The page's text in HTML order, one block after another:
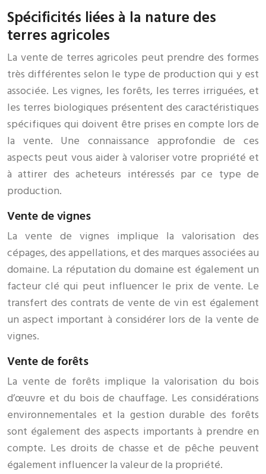
Spécificités liées à la nature des
terres agricoles
La vente de terres agricoles peut prendre des formes
très différentes selon le type de production qui y est
associée. Les vignes, les forêts, les terres irriguées, et
les terres biologiques présentent des caractéristiques
spécifiques qui doivent être prises en compte lors de
la vente. Une connaissance approfondie de ces
aspects peut vous aider à valoriser votre propriété et
à attirer des acheteurs intéressés par ce type de
production.
Vente de vignes
La vente de vignes implique la valorisation des
cépages, des appellations, et des marques associées au
domaine. La réputation du domaine est également un
facteur clé qui peut influencer le prix de vente. Le
transfert des contrats de vente de vin est également
un aspect important à considérer lors de la vente de
vignes.
Vente de forêts
La vente de forêts implique la valorisation du bois
d’œuvre et du bois de chauffage. Les considérations
environnementales et la gestion durable des forêts
sont également des aspects importants à prendre en
compte. Les droits de chasse et de pêche peuvent
également influencer la valeur de la propriété.